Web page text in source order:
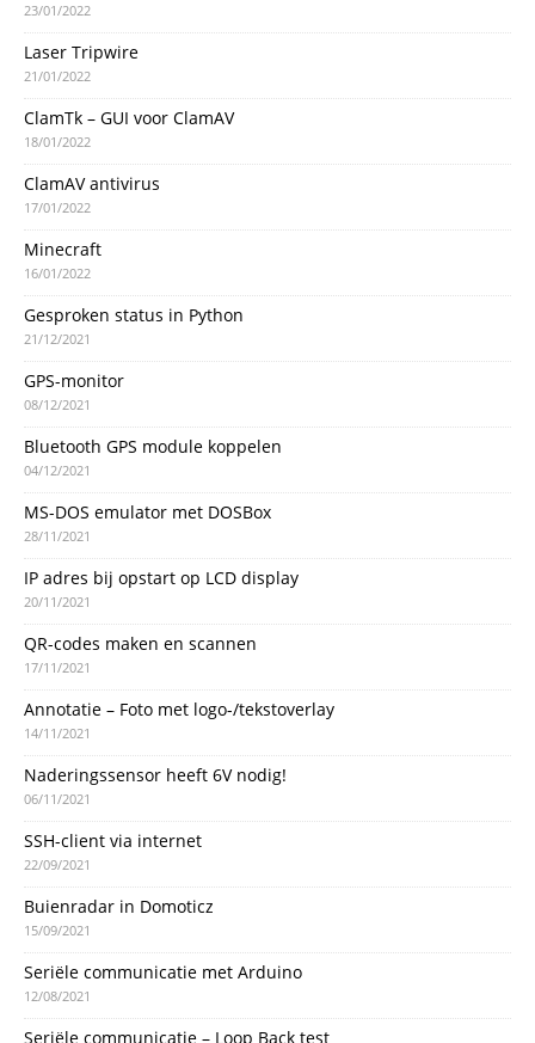
23/01/2022
Laser Tripwire
21/01/2022
ClamTk – GUI voor ClamAV
18/01/2022
ClamAV antivirus
17/01/2022
Minecraft
16/01/2022
Gesproken status in Python
21/12/2021
GPS-monitor
08/12/2021
Bluetooth GPS module koppelen
04/12/2021
MS-DOS emulator met DOSBox
28/11/2021
IP adres bij opstart op LCD display
20/11/2021
QR-codes maken en scannen
17/11/2021
Annotatie – Foto met logo-/tekstoverlay
14/11/2021
Naderingssensor heeft 6V nodig!
06/11/2021
SSH-client via internet
22/09/2021
Buienradar in Domoticz
15/09/2021
Seriële communicatie met Arduino
12/08/2021
Seriële communicatie – Loop Back test